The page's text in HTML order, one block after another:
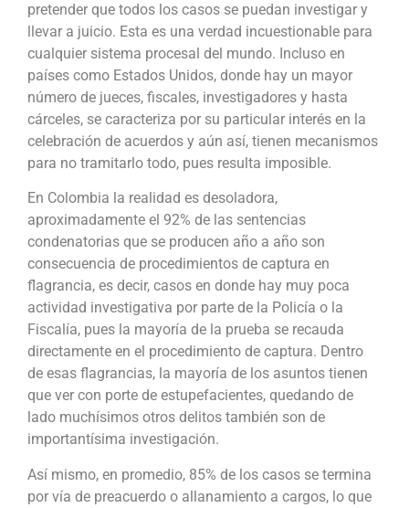
pretender que todos los casos se puedan investigar y
llevar a juicio. Esta es una verdad incuestionable para
cualquier sistema procesal del mundo. Incluso en
países como Estados Unidos, donde hay un mayor
número de jueces, fiscales, investigadores y hasta
cárceles, se caracteriza por su particular interés en la
celebración de acuerdos y aún así, tienen mecanismos
para no tramitarlo todo, pues resulta imposible.
En Colombia la realidad es desoladora,
aproximadamente el 92% de las sentencias
condenatorias que se producen año a año son
consecuencia de procedimientos de captura en
flagrancia, es decir, casos en donde hay muy poca
actividad investigativa por parte de la Policía o la
Fiscalía, pues la mayoría de la prueba se recauda
directamente en el procedimiento de captura. Dentro
de esas flagrancias, la mayoría de los asuntos tienen
que ver con porte de estupefacientes, quedando de
lado muchísimos otros delitos también son de
importantísima investigación.
Así mismo, en promedio, 85% de los casos se termina
por vía de preacuerdo o allanamiento a cargos, lo que